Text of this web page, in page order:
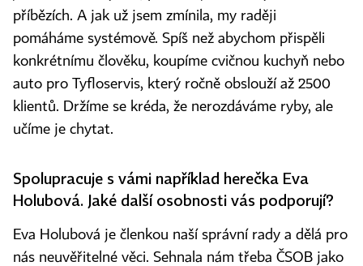
příbězích. A jak už jsem zmínila, my raději
pomáháme systémově. Spíš než abychom přispěli
konkrétnímu člověku, koupíme cvičnou kuchyň nebo
auto pro Tyfloservis, který ročně obslouží až 2500
klientů. Držíme se kréda, že nerozdáváme ryby, ale
učíme je chytat.
Spolupracuje s vámi například herečka Eva
Holubová. Jaké další osobnosti vás podporují?
Eva Holubová je členkou naší správní rady a dělá pro
nás neuvěřitelné věci. Sehnala nám třeba ČSOB jako